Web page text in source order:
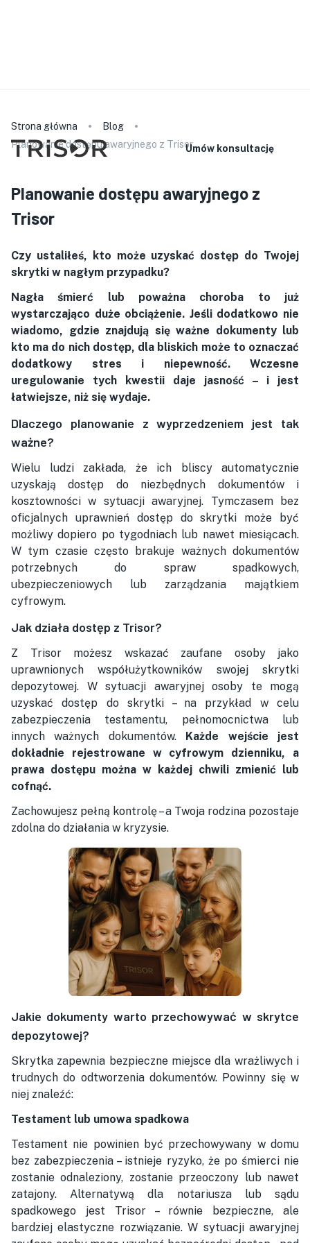
Umów konsultację
Strona główna
Blog
Planowanie dostępu awaryjnego z Trisor
Planowanie dostępu awaryjnego z
Trisor
Czy ustaliłeś, kto może uzyskać dostęp do Twojej
skrytki w nagłym przypadku?
Nagła śmierć lub poważna choroba to już
wystarczająco duże obciążenie. Jeśli dodatkowo nie
wiadomo, gdzie znajdują się ważne dokumenty lub
kto ma do nich dostęp, dla bliskich może to oznaczać
dodatkowy stres i niepewność. Wczesne
uregulowanie tych kwestii daje jasność – i jest
łatwiejsze, niż się wydaje.
Dlaczego planowanie z wyprzedzeniem jest tak
ważne?
Wielu ludzi zakłada, że ich bliscy automatycznie
uzyskają dostęp do niezbędnych dokumentów i
kosztowności w sytuacji awaryjnej. Tymczasem bez
oficjalnych uprawnień dostęp do skrytki może być
możliwy dopiero po tygodniach lub nawet miesiącach.
W tym czasie często brakuje ważnych dokumentów
potrzebnych do spraw spadkowych,
ubezpieczeniowych lub zarządzania majątkiem
cyfrowym.
Jak działa dostęp z Trisor?
Z Trisor możesz wskazać zaufane osoby jako
uprawnionych współużytkowników swojej skrytki
depozytowej. W sytuacji awaryjnej osoby te mogą
uzyskać dostęp do skrytki – na przykład w celu
zabezpieczenia testamentu, pełnomocnictwa lub
innych ważnych dokumentów. Każde wejście jest
dokładnie rejestrowane w cyfrowym dzienniku, a
prawa dostępu można w każdej chwili zmienić lub
cofnąć.
Zachowujesz pełną kontrolę – a Twoja rodzina pozostaje
zdolna do działania w kryzysie.
Jakie dokumenty warto przechowywać w skrytce
depozytowej?
Skrytka zapewnia bezpieczne miejsce dla wrażliwych i
trudnych do odtworzenia dokumentów. Powinny się w
niej znaleźć:
Testament lub umowa spadkowa
Testament nie powinien być przechowywany w domu
bez zabezpieczenia – istnieje ryzyko, że po śmierci nie
zostanie odnaleziony, zostanie przeoczony lub nawet
zatajony. Alternatywą dla notariusza lub sądu
spadkowego jest Trisor – równie bezpieczne, ale
bardziej elastyczne rozwiązanie. W sytuacji awaryjnej